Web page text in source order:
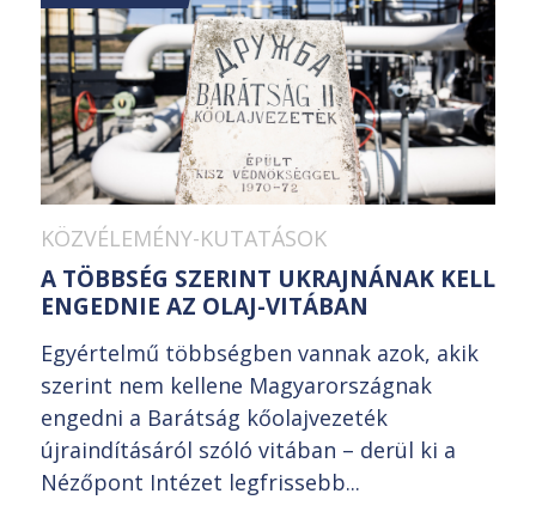
KÖZVÉLEMÉNY-KUTATÁSOK
A TÖBBSÉG SZERINT UKRAJNÁNAK KELL
ENGEDNIE AZ OLAJ-VITÁBAN
Egyértelmű többségben vannak azok, akik
szerint nem kellene Magyarországnak
engedni a Barátság kőolajvezeték
újraindításáról szóló vitában – derül ki a
Nézőpont Intézet legfrissebb...